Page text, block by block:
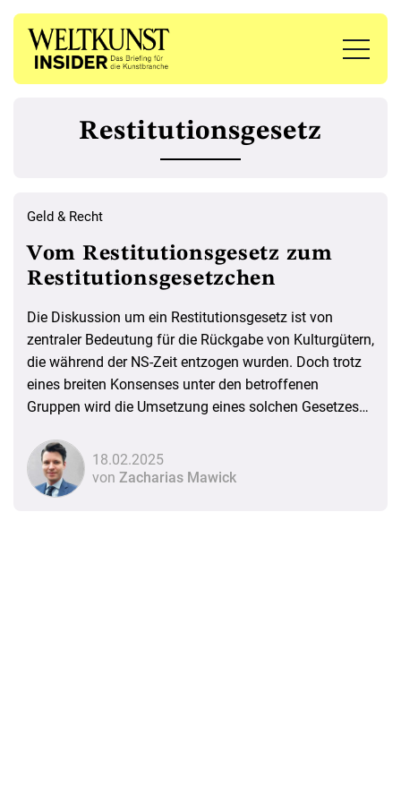
Restitutionsgesetz
Geld & Recht
Vom Restitutionsgesetz zum
Restitutionsgesetzchen
Die Diskussion um ein Restitutionsgesetz ist von
zentraler Bedeutung für die Rückgabe von Kulturgütern,
die während der NS-Zeit entzogen wurden. Doch trotz
eines breiten Konsenses unter den betroffenen
Gruppen wird die Umsetzung eines solchen Gesetzes
18.02.2025
von Zacharias Mawick